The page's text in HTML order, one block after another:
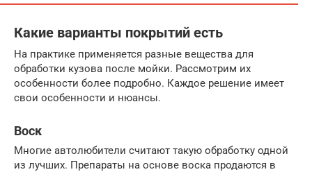
Какие варианты покрытий есть
На практике применяется разные вещества для
обработки кузова после мойки. Рассмотрим их
особенности более подробно. Каждое решение имеет
свои особенности и нюансы.
Воск
Многие автолюбители считают такую обработку одной
из лучших. Препараты на основе воска продаются в